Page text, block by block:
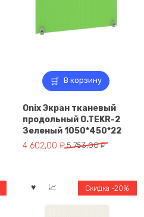
В корзину
Onix Экран тканевый
продольный O.TEKR-2
Зеленый 1050*450*22
5 753,00₽
Первоначальная
4 602,00 ₽
Текущая
602,00 ₽.
Скидка -20%